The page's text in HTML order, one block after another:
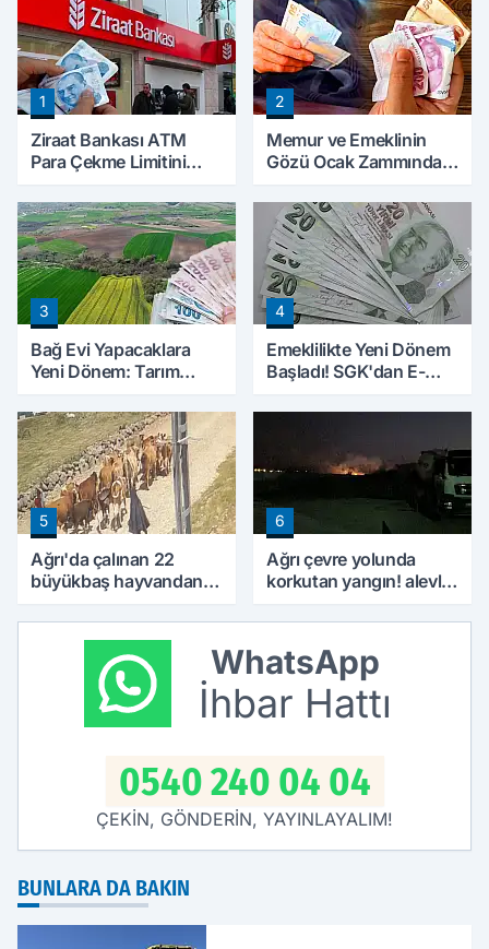
1
Ziraat Bankası ATM
Para Çekme Limitini
Limit 30 Bin TL Oldu
2
Memur ve Emeklinin
Gözü Ocak Zammında:
Olmaya Başladı
3
Bağ Evi Yapacaklara
Yeni Dönem: Tarım
Şartları Değişti
4
Emeklilikte Yeni Dönem
Başladı! SGK'dan E-
5
Ağrı'da çalınan 22
büyükbaş hayvandan
bulundu
6
Ağrı çevre yolunda
korkutan yangın! alevler
WhatsApp
İhbar Hattı
0540 240 04 04
ÇEKİN, GÖNDERİN, YAYINLAYALIM!
BUNLARA DA BAKIN